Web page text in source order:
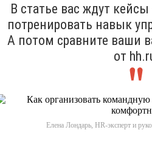
В статье вас ждут
потренировать навык
А потом сравните ваши
от
Елена Лондарь, HR-эксперт и